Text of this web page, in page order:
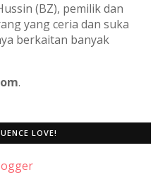
(BZ), pemilik dan
yang ceria dan suka
berkaitan banyak
.
LOVE!